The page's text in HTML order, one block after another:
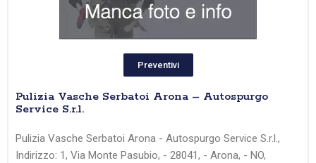
Preventivi
Pulizia Vasche Serbatoi Arona – Autospurgo
Service S.r.l.
Pulizia Vasche Serbatoi Arona - Autospurgo Service S.r.l.,
Indirizzo: 1, Via Monte Pasubio, - 28041, - Arona, - NO,